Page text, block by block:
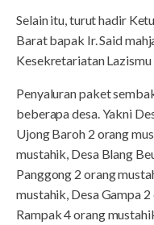
Selain itu, turut hadir
Barat bapak Ir. Said
Kesekretariatan
Penyaluran paket
beberapa desa. Yakni
Ujong Baroh 2 orang
mustahik, Desa Blang
Panggong 2 orang
mustahik, Desa Gampa
Rampak 4 orang